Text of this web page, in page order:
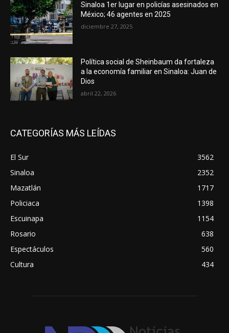
Sinaloa 1er lugar en policías asesinados en
México; 46 agentes en 2025
diciembre 27, 2025
Política social de Sheinbaum da fortaleza
a la economía familiar en Sinaloa: Juan de
Dios
abril 22, 2026
CATEGORÍAS MÁS LEÍDAS
El Sur
3562
Sinaloa
2352
Mazatlán
1717
Policiaca
1398
Escuinapa
1154
Rosario
638
Espectáculos
560
Cultura
434